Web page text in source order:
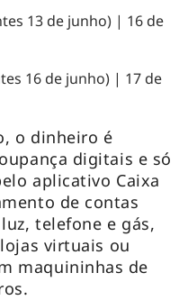
13 de junho) | 16 de
16 de junho) | 17 de
o dinheiro é
digitais e só
aplicativo Caixa
de contas
telefone e gás,
virtuais ou
maquininhas de